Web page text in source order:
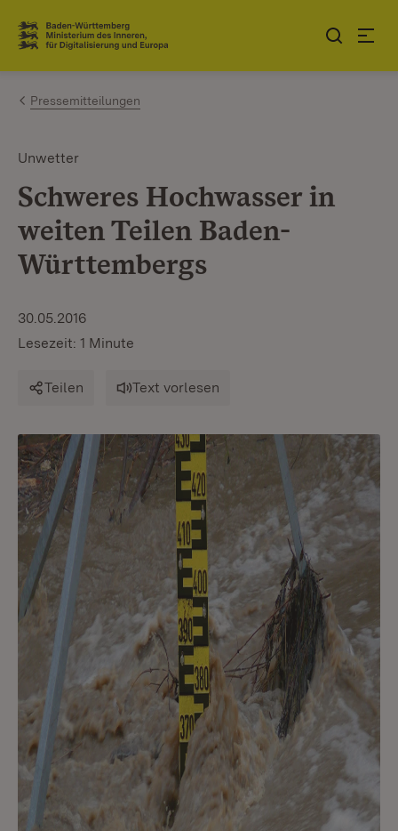
Zum Inhalt springen
Link zur Startseite
Pressemitteilungen
Unwetter
Schweres Hochwasser in
weiten Teilen Baden-
Württembergs
30.05.2016
Lesezeit: 1 Minute
Teilen Text vorlesen